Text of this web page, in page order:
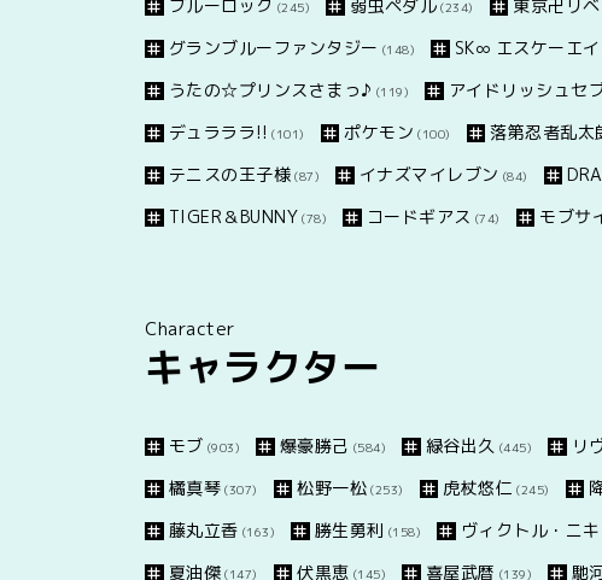
ブルーロック (245) 弱虫ペダル (234) 東京卍リ
グランブルーファンタジー (148) SK∞ エスケーエ
うたの☆プリンスさまっ♪ (119) アイドリッシュセ
デュラララ!! (101) ポケモン (100) 落第忍者乱太
テニスの王子様 (87) イナズマイレブン (84)
TIGER＆BUNNY (78) コードギアス (74) モブサ
Character
キャラクター
モブ (903) 爆豪勝己 (584) 緑谷出久 (445) リ
橘真琴 (307) 松野一松 (253) 虎杖悠仁 (245)
藤丸立香 (163) 勝生勇利 (158) ヴィクトル・ニ
夏油傑 (147) 伏黒恵 (145) 喜屋武暦 (139) 馳